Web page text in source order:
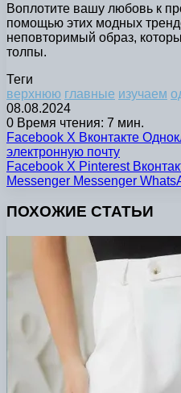
Воплотите вашу любовь к
помощью этих модных
неповторимый образ,
толпы.
Теги
верхнюю главные изучаем
08.08.2024
0 Время чтения: 7 мин.
Facebook X Вконтакте
электронную почту
Facebook X Pinterest
Messenger Messenger
ПОХОЖИЕ СТАТЬИ